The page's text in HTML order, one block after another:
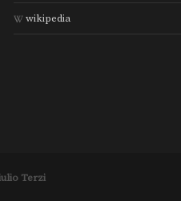
wikipedia
Terzi